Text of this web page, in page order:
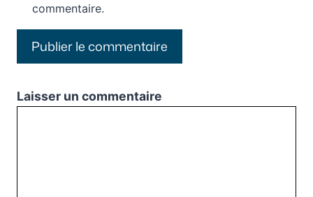
commentaire.
Laisser un commentaire